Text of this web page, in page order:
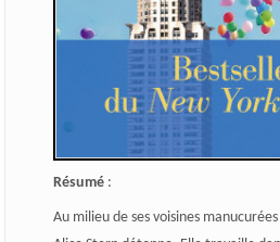
Résumé:
Au milieu de ses voisines